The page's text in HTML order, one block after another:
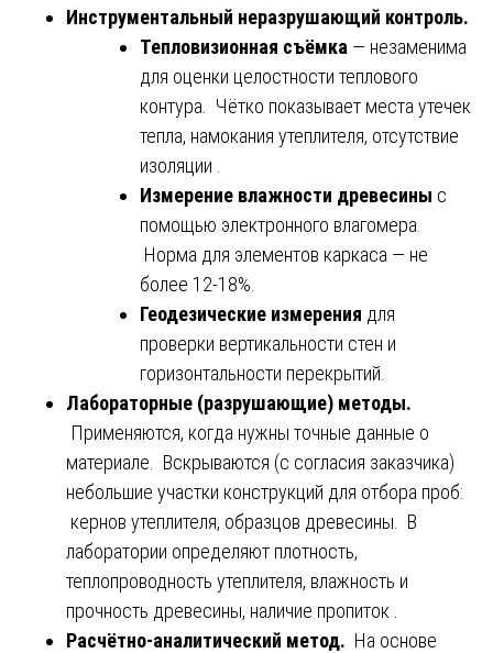
Инструментальный неразрушающий контроль.
Тепловизионная съёмка — незаменима
для оценки целостности теплового
контура. Чётко показывает места утечек
тепла, намокания утеплителя, отсутствие
изоляции .
Измерение влажности древесины с
помощью электронного влагомера.
Норма для элементов каркаса — не
более 12-18%.
Геодезические измерения для
проверки вертикальности стен и
горизонтальности перекрытий.
Лабораторные (разрушающие) методы.
Применяются, когда нужны точные данные о
материале. Вскрываются (с согласия заказчика)
небольшие участки конструкций для отбора проб:
кернов утеплителя, образцов древесины. В
лаборатории определяют плотность,
теплопроводность утеплителя, влажность и
прочность древесины, наличие пропиток .
Расчётно-аналитический метод. На основе